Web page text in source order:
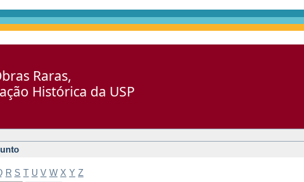
Raras,
Histórica da USP
R S T U V W X Y Z